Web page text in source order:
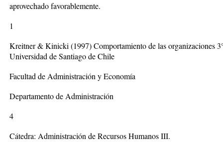
aprovechado favorablemente.
1
Kreitner & Kinicki (1997) Comportamiento de las organizaciones
Universidad de Santiago de Chile
Facultad de Administración y Economía
Departamento de Administración
4
Cátedra: Administración de Recursos Humanos III.